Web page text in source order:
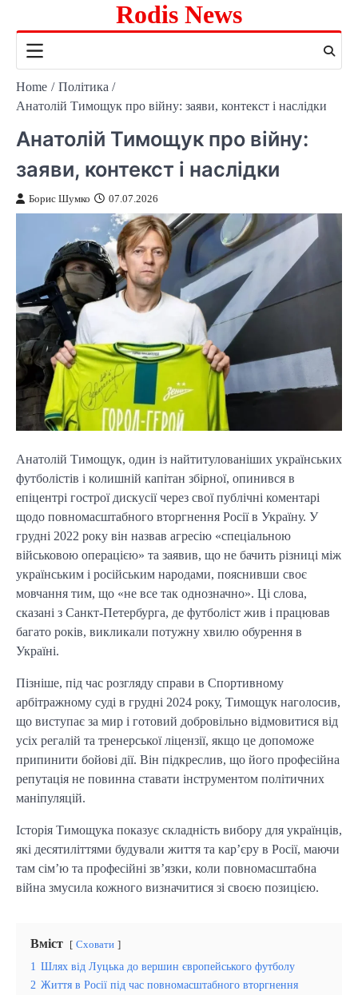
content
Rodis News
Home
Політика
Анатолій Тимощук про війну: заяви, контекст і наслідки
Анатолій Тимощук про війну:
заяви, контекст і наслідки
Борис Шумко 07.07.2026
Анатолій Тимощук, один із найтитулованіших українських
футболістів і колишній капітан збірної, опинився в
епіцентрі гострої дискусії через свої публічні коментарі
щодо повномасштабного вторгнення Росії в Україну. У
грудні 2022 року він назвав агресію «спеціальною
військовою операцією» та заявив, що не бачить різниці між
українським і російським народами, пояснивши своє
мовчання тим, що «не все так однозначно». Ці слова,
сказані з Санкт-Петербурга, де футболіст жив і працював
багато років, викликали потужну хвилю обурення в
Україні.
Пізніше, під час розгляду справи в Спортивному
арбітражному суді в грудні 2024 року, Тимощук наголосив,
що виступає за мир і готовий добровільно відмовитися від
усіх регалій та тренерської ліцензії, якщо це допоможе
припинити бойові дії. Він підкреслив, що його професійна
репутація не повинна ставати інструментом політичних
маніпуляцій.
Історія Тимощука показує складність вибору для українців,
які десятиліттями будували життя та кар’єру в Росії, маючи
там сім’ю та професійні зв’язки, коли повномасштабна
війна змусила кожного визначитися зі своєю позицією.
Вміст Сховати
1 Шлях від Луцька до вершин європейського футболу
2 Життя в Росії під час повномасштабного вторгнення